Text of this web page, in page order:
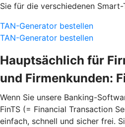
Sie für die verschiedenen
TAN-Generator bestellen
TAN-Generator bestellen
Hauptsächlich für
und Firmenkunden:
Wenn Sie unsere Banking-
FinTS (= Financial Transaction
einfach, schnell und sicher frei.